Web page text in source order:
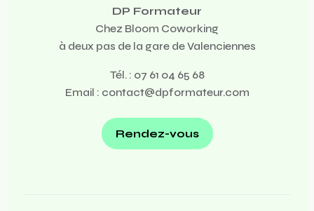
DP Formateur
Chez Bloom Coworking
à deux pas de la gare de Valenciennes
Tél. : 07 61 04 65 68
Email : contact@dpformateur.com
Rendez-vous